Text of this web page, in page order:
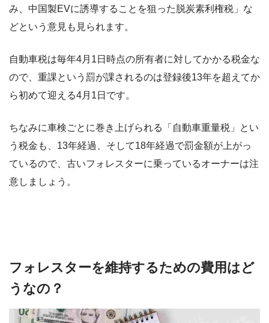
み、中国製EVに誘導することを狙った脱炭素利権税」な
どという意見も見られます。
自動車税は毎年4月1日時点の所有者に対してかかる税金な
ので、重課という罰が課されるのは登録後13年を超えてか
ら初めて迎える4月1日です。
ちなみに車検ごとに巻き上げられる「自動車重量税」とい
う税金も、13年経過、そして18年経過で罰金額が上がっ
ているので、古いフォレスターに乗っているオーナーは注
意しましょう。
フォレスターを維持するための費用はど
うなの？